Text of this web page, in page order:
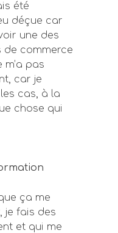
été
déçue car
une des
de commerce
pas
car je
cas, à la
chose qui
ça me
je fais des
et qui me